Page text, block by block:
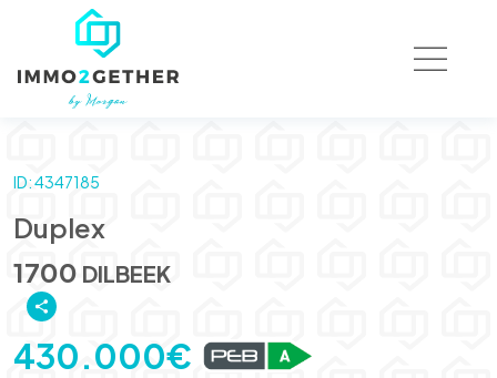
ID: 4347185
Duplex
1700 DILBEEK
430.000€